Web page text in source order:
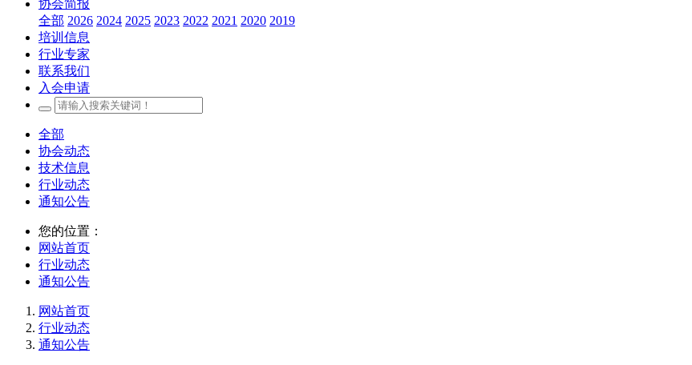
协会简报
全部 2026 2024 2025 2023 2022 2021 2020 2019
培训信息
行业专家
联系我们
入会申请
全部
协会动态
技术信息
行业动态
通知公告
您的位置：
网站首页
行业动态
通知公告
网站首页
行业动态
通知公告